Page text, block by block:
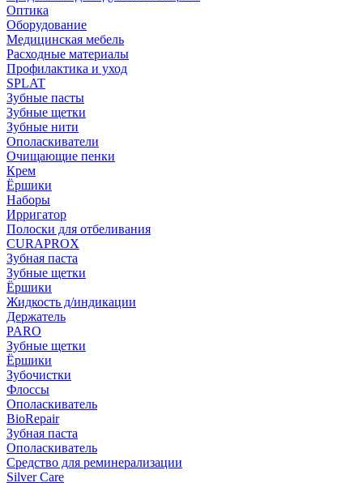
Оптика
Оборудование
Медицинская мебель
Расходные материалы
Профилактика и уход
SPLAT
Зубные пасты
Зубные щетки
Зубные нити
Ополаскиватели
Очищающие пенки
Крем
Ёршики
Наборы
Ирригатор
Полоски для отбеливания
CURAPROX
Зубная паста
Зубные щетки
Ёршики
Жидкость д/индикации
Держатель
PARO
Зубные щетки
Ёршики
Зубочистки
Флоссы
Ополаскиватель
BioRepair
Зубная паста
Ополаскиватель
Средство для реминерализации
Silver Care